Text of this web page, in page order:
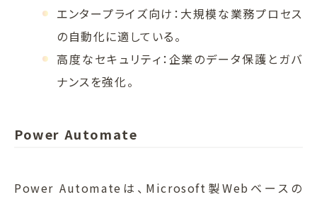
エンタープライズ向け：大規模な業務プロセス
の自動化に適している。
高度なセキュリティ：企業のデータ保護とガバ
ナンスを強化。
Power Automate
Power Automateは、Microsoft製Webベースの